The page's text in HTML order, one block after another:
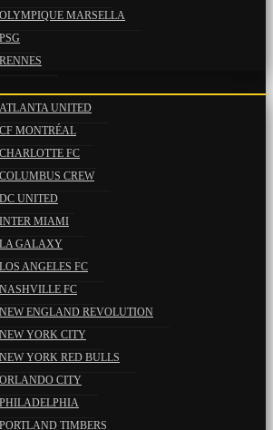
OLYMPIQUE MARSELLA
PSG
RENNES
ATLANTA UNITED
CF MONTRÉAL
CHARLOTTE FC
COLUMBUS CREW
DC UNITED
INTER MIAMI
LA GALAXY
LOS ANGELES FC
NASHVILLE FC
NEW ENGLAND REVOLUTION
NEW YORK CITY
NEW YORK RED BULLS
ORLANDO CITY
PHILADELPHIA
PORTLAND TIMBERS